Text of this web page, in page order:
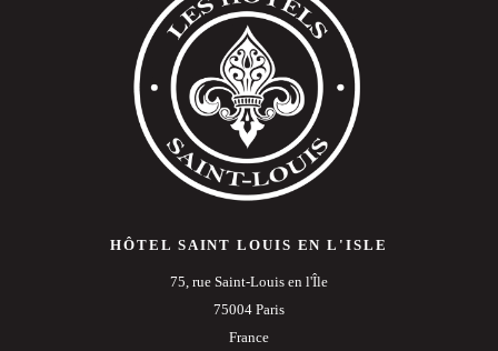
HÔTEL SAINT LOUIS EN L'ISLE
75, rue Saint-Louis en l'Île
75004 Paris
France